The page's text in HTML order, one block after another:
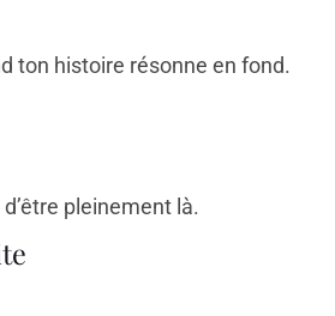
ton histoire résonne en fond.
pleinement là.